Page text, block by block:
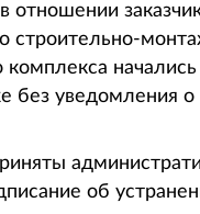
отношении
строительно-
без
об